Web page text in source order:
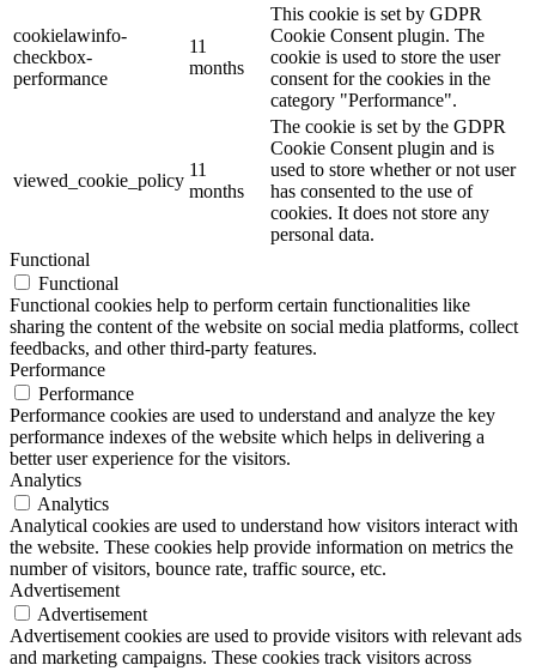
cookielawinfo-
checkbox-
performance
11
months
This cookie is set by GDPR
Cookie Consent plugin. The
cookie is used to store the user
consent for the cookies in the
category "Performance".
viewed_cookie_policy
11
months
The cookie is set by the GDPR
Cookie Consent plugin and is
used to store whether or not user
has consented to the use of
cookies. It does not store any
personal data.
Functional
Functional
Functional cookies help to perform certain functionalities like
sharing the content of the website on social media platforms, collect
feedbacks, and other third-party features.
Performance
Performance
Performance cookies are used to understand and analyze the key
performance indexes of the website which helps in delivering a
better user experience for the visitors.
Analytics
Analytics
Analytical cookies are used to understand how visitors interact with
the website. These cookies help provide information on metrics the
number of visitors, bounce rate, traffic source, etc.
Advertisement
Advertisement
Advertisement cookies are used to provide visitors with relevant ads
and marketing campaigns. These cookies track visitors across